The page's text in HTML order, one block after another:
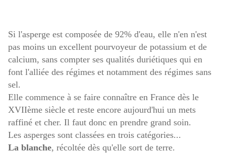
Si l'asperge est composée de 92% d'eau, elle n'en n'est
pas moins un excellent pourvoyeur de potassium et de
calcium, sans compter ses qualités duriétiques qui en
font l'alliée des régimes et notamment des régimes sans
sel.
Elle commence à se faire connaître en France dès le
XVIIème siècle et reste encore aujourd'hui un mets
raffiné et cher. Il faut donc en prendre grand soin.
Les asperges sont classées en trois catégories...
La blanche, récoltée dès qu'elle sort de terre.